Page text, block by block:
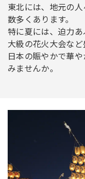
東北には、地元の
数多くあります。
特に夏には、迫力
大級の花火大会など
日本の賑やかで華
みませんか。